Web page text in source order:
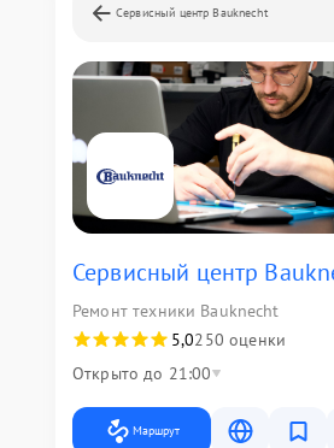
Сервисный центр Bauknecht
Сервисный центр
Ремонт техники Bauknecht
5,0250 оценки
Открыто до 21:00
Маршрут